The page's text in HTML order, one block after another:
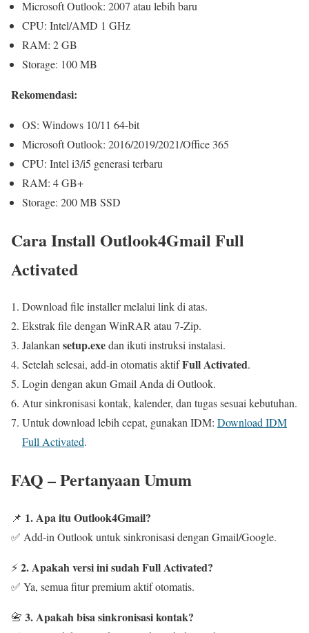
Microsoft Outlook: 2007 atau lebih baru
CPU: Intel/AMD 1 GHz
RAM: 2 GB
Storage: 100 MB
Rekomendasi:
OS: Windows 10/11 64-bit
Microsoft Outlook: 2016/2019/2021/Office 365
CPU: Intel i3/i5 generasi terbaru
RAM: 4 GB+
Storage: 200 MB SSD
Cara Install Outlook4Gmail Full
Activated
Download file installer melalui link di atas.
Ekstrak file dengan WinRAR atau 7-Zip.
Jalankansetup.exedan ikuti instruksi instalasi.
Setelah selesai, add-in otomatis aktifFull Activated.
Login dengan akun Gmail Anda di Outlook.
Atur sinkronisasi kontak, kalender, dan tugas sesuai kebutuhan.
Untuk download lebih cepat, gunakan IDM: Download IDM
Full Activated.
FAQ – Pertanyaan Umum
📌 1. Apa itu Outlook4Gmail?
✅ Add-in Outlook untuk sinkronisasi dengan Gmail/Google.
⚡2. Apakah versi ini sudah Full Activated?
✅ Ya, semua fitur premium aktif otomatis.
📇 3. Apakah bisa sinkronisasi kontak?